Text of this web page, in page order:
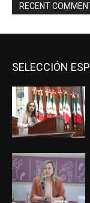
RECENT
SELECCIÓN